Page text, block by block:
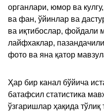
органлари, юмор ва
ва фан, ўйинлар ва
ва иқтибослар, фойдали
лайфхаклар,
фото ва яна қатор
Ҳар бир канал бўйича
батафсил статистика
ўзгаришлар ҳақида тўлиқ